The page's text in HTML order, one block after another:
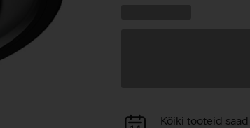
AndmeteKõiki tooteid saad